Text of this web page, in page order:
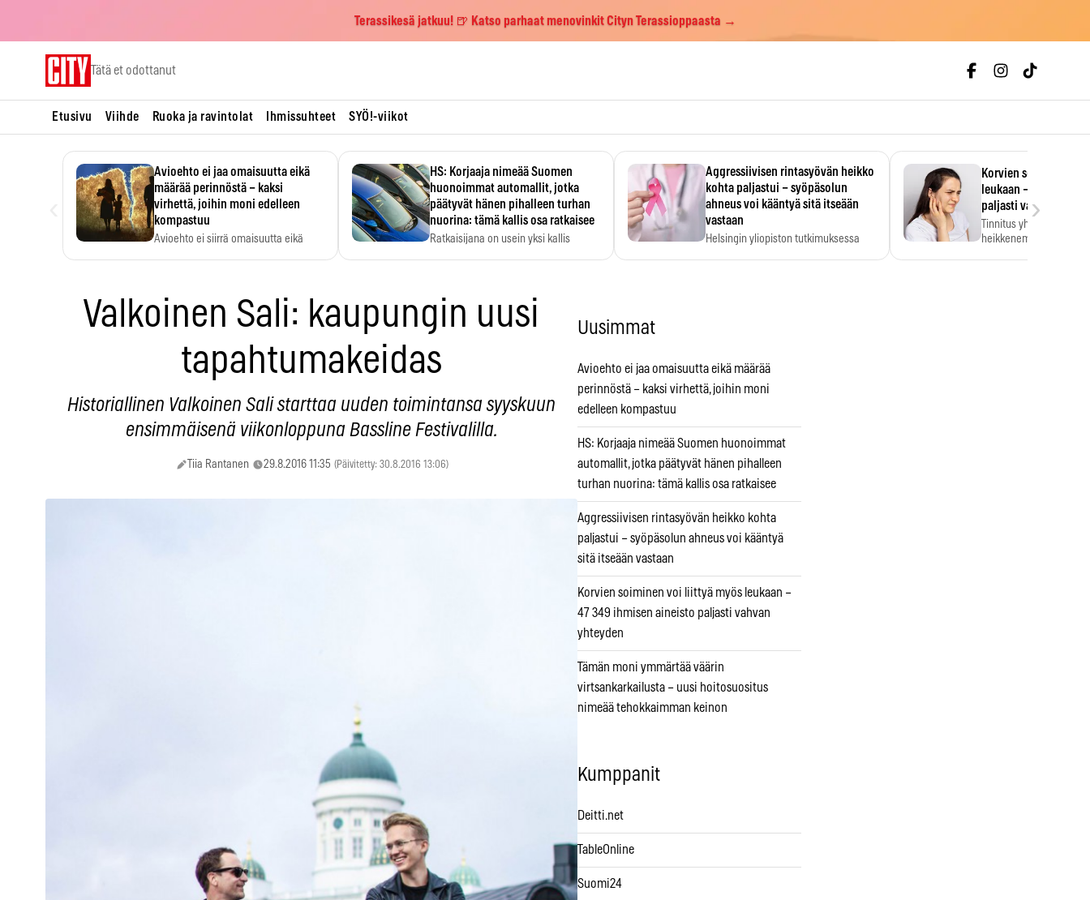
Terassikesä jatkuu! 🍺 Katso parhaat menovinkit Cityn Terassioppaasta →
Tätä et odottanut
Etusivu Viihde Ruoka ja ravintolat Ihmissuhteet SYÖ!-viikot
Avioehto ei jaa omaisuutta eikä
määrää perinnöstä – kaksi
virhettä, joihin moni edelleen
kompastuu
Avioehto ei siirrä omaisuutta eikä
HS: Korjaaja nimeää Suomen
huonoimmat automallit, jotka
päätyvät hänen pihalleen turhan
nuorina: tämä kallis osa ratkaisee
Ratkaisijana on usein yksi kallis
Aggressiivisen rintasyövän heikko
kohta paljastui – syöpäsolun
ahneus voi kääntyä sitä itseään
vastaan
Helsingin yliopiston tutkimuksessa
Korvien soiminen
leukaan – 47 349
paljasti vahvan
Tinnitus yhdistetään
heikkenemiseen.
›
Valkoinen Sali: kaupungin uusi
tapahtumakeidas
Historiallinen Valkoinen Sali starttaa uuden toimintansa syyskuun
ensimmäisenä viikonloppuna Bassline Festivalilla.
Tiia Rantanen 29.8.2016 11:35 (Päivitetty: 30.8.2016 13:06)
Uusimmat
Avioehto ei jaa omaisuutta eikä määrää
perinnöstä – kaksi virhettä, joihin moni
edelleen kompastuu
HS: Korjaaja nimeää Suomen huonoimmat
automallit, jotka päätyvät hänen pihalleen
turhan nuorina: tämä kallis osa ratkaisee
Aggressiivisen rintasyövän heikko kohta
paljastui – syöpäsolun ahneus voi kääntyä
sitä itseään vastaan
Korvien soiminen voi liittyä myös leukaan –
47 349 ihmisen aineisto paljasti vahvan
yhteyden
Tämän moni ymmärtää väärin
virtsankarkailusta – uusi hoitosuositus
nimeää tehokkaimman keinon
Kumppanit
Deitti.net
TableOnline
Suomi24